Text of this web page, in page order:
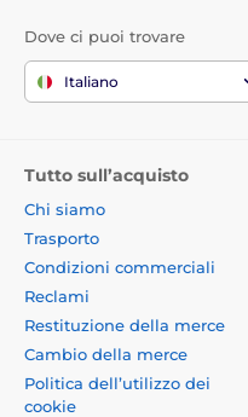
Dove ci puoi trovare
Italiano
Tutto sull’acquisto
Chi siamo
Trasporto
Condizioni commerciali
Reclami
Restituzione della merce
Cambio della merce
Politica dell’utilizzo dei
cookie